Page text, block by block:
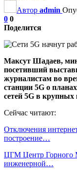
Автор admin
0 0
Поделится
Максут Шадаев,
посетивший
журналистам во
станции 5G о
сетей 5G в крупных
Сейчас читают:
Отключения
построение…
ЦГМ Центр Горного
инженерной…